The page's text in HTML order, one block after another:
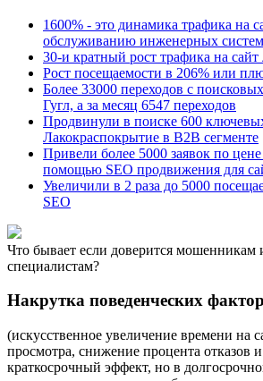
1600% - это динамика трафика на
обслуживанию инженерных систем
30-и кратный рост трафика на сайт
Рост посещаемости в 206% или
Более 33000 переходов с
Гугл, а за месяц 6547 переходов
Продвинули в поиске 600
Лакокраспокрытие в B2B сегменте
Привели более 5000 заявок по
помощью SEO продвижения для
Увеличили в 2 раза до 5000
SEO
Что бывает если доверится мошенникам
специалистам?
Накрутка поведенческих
(искусственное увеличение времени на
просмотра, снижение процента отказов
краткосрочный эффект, но в